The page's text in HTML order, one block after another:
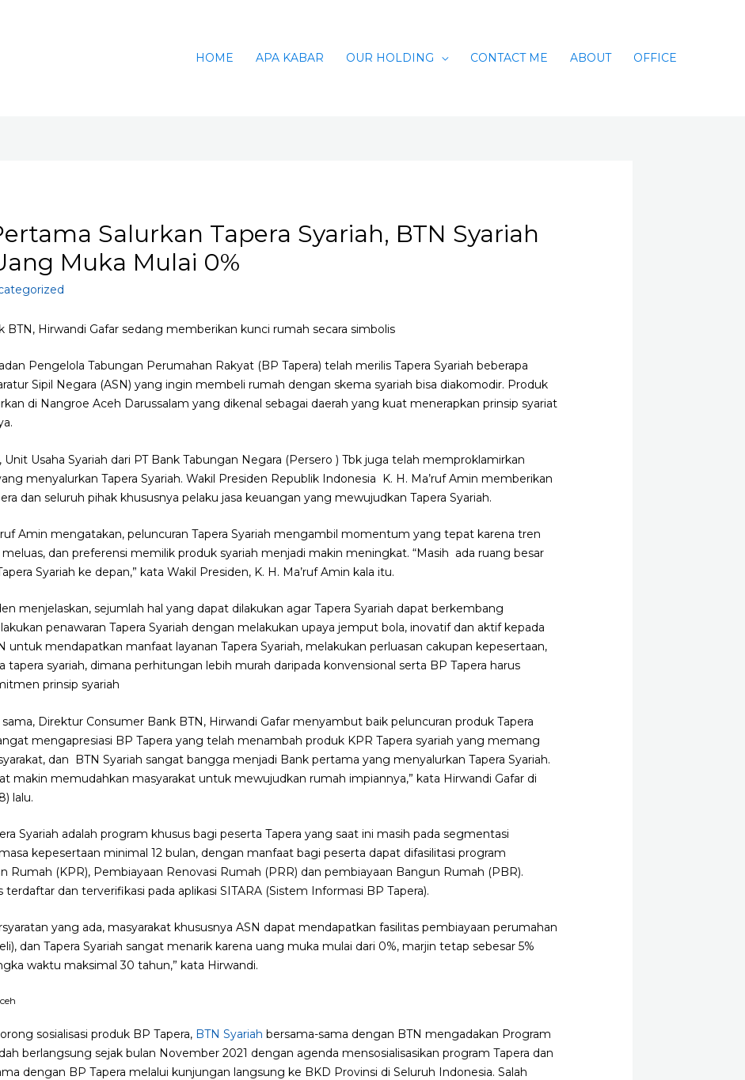
HOME APA KABAR OUR HOLDING CONTACT ME ABOUT OFFICE
Salurkan Tapera Syariah, BTN Syariah
Muka Mulai 0%
BTN, Hirwandi Gafar sedang memberikan kunci rumah secara simbolis
Pengelola Tabungan Perumahan Rakyat (BP Tapera) telah merilis Tapera Syariah beberapa
Sipil Negara (ASN) yang ingin membeli rumah dengan skema syariah bisa diakomodir. Produk
di Nangroe Aceh Darussalam yang dikenal sebagai daerah yang kuat menerapkan prinsip syariat
Usaha Syariah dari PT Bank Tabungan Negara (Persero ) Tbk juga telah memproklamirkan
menyalurkan Tapera Syariah. Wakil Presiden Republik Indonesia K. H. Ma’ruf Amin memberikan
dan seluruh pihak khususnya pelaku jasa keuangan yang mewujudkan Tapera Syariah.
Amin mengatakan, peluncuran Tapera Syariah mengambil momentum yang tepat karena tren
dan preferensi memilik produk syariah menjadi makin meningkat. “Masih ada ruang besar
Syariah ke depan,” kata Wakil Presiden, K. H. Ma’ruf Amin kala itu.
menjelaskan, sejumlah hal yang dapat dilakukan agar Tapera Syariah dapat berkembang
penawaran Tapera Syariah dengan melakukan upaya jemput bola, inovatif dan aktif kepada
untuk mendapatkan manfaat layanan Tapera Syariah, melakukan perluasan cakupan kepesertaan,
tapera syariah, dimana perhitungan lebih murah daripada konvensional serta BP Tapera harus
prinsip syariah
Direktur Consumer Bank BTN, Hirwandi Gafar menyambut baik peluncuran produk Tapera
mengapresiasi BP Tapera yang telah menambah produk KPR Tapera syariah yang memang
dan BTN Syariah sangat bangga menjadi Bank pertama yang menyalurkan Tapera Syariah.
makin memudahkan masyarakat untuk mewujudkan rumah impiannya,” kata Hirwandi Gafar di
lalu.
Syariah adalah program khusus bagi peserta Tapera yang saat ini masih pada segmentasi
kepesertaan minimal 12 bulan, dengan manfaat bagi peserta dapat difasilitasi program
Rumah (KPR), Pembiayaan Renovasi Rumah (PRR) dan pembiayaan Bangun Rumah (PBR).
terdaftar dan terverifikasi pada aplikasi SITARA (Sistem Informasi BP Tapera).
yang ada, masyarakat khususnya ASN dapat mendapatkan fasilitas pembiayaan perumahan
dan Tapera Syariah sangat menarik karena uang muka mulai dari 0%, marjin tetap sebesar 5%
waktu maksimal 30 tahun,” kata Hirwandi.
sosialisasi produk BP Tapera, BTN Syariah bersama-sama dengan BTN mengadakan Program
berlangsung sejak bulan November 2021 dengan agenda mensosialisasikan program Tapera dan
dengan BP Tapera melalui kunjungan langsung ke BKD Provinsi di Seluruh Indonesia. Salah